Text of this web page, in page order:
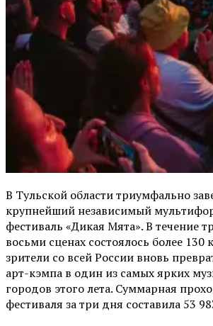
В Тульской области триумфально
крупнейший независимый
фестиваль «Дикая Мята». В течение
восьми сценах состоялось более 130
зрители со всей России вновь
арт-кэмпа в один из самых ярких
городов этого лета. Суммарная
фестиваля за три дня составила 53